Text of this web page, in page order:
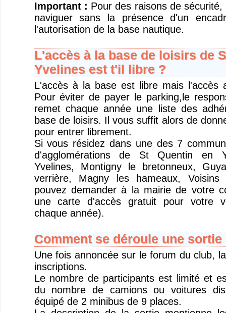
Important : Pour des raisons de
naviguer sans la présence d'un
l'autorisation de la base nautique.
L'accès à la base de loisirs de
Yvelines est t'il libre ?
L'accès à la base est libre mais l'accès
Pour éviter de payer le parking,le
remet chaque année une liste des
base de loisirs. Il vous suffit alors de
pour entrer librement.
Si vous résidez dans une des 7
d'agglomérations de St Quentin en
Yvelines, Montigny le bretonneux,
verrière, Magny les hameaux,
pouvez demander à la mairie de votre
une carte d'accès gratuit pour votre
chaque année).
Comment se déroule une sortie
Une fois annoncée sur le forum du club,
inscriptions.
Le nombre de participants est limité et
du nombre de camions ou voitures
équipé de 2 minibus de 9 places.